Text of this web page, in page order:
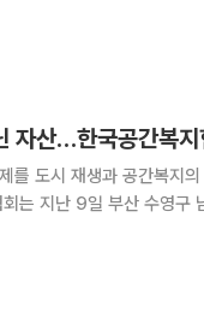
랐다. 3위는 ‘서초푸
자산…한국공간복지
를 도시 재생과 공간복지
창업 생태계 조성, 공동체